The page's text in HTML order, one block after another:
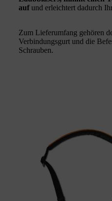
aufund erleichtert dadurch
Zum Lieferumfang gehören
Verbindungsgurt und die
Schrauben.